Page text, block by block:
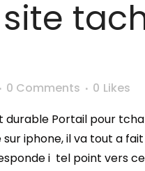
0 Comments 0 Likes
durable Portail pour
iphone, il va tout a
i tel point vers